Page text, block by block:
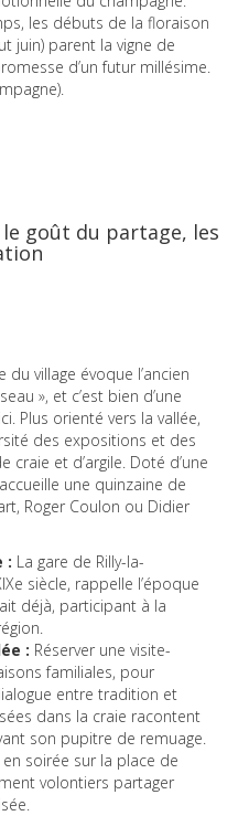
les débuts de la floraison
juin) parent la vigne de
d’un futur millésime.
goût du partage, les
du village évoque l’ancien
», et c’est bien d’une
Plus orienté vers la vallée,
des expositions et des
et d’argile. Doté d’une
une quinzaine de
Roger Coulon ou Didier
: La gare de Rilly-la-
siècle, rappelle l’époque
déjà, participant à la
: Réserver une visite-
familiales, pour
entre tradition et
dans la craie racontent
son pupitre de remuage.
en soirée sur la place de
volontiers partager